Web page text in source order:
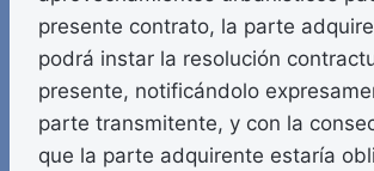
presente contrato, la parte
podrá instar la resolución
presente, notificándolo
parte transmitente, y con la
que la parte adquirente estaría